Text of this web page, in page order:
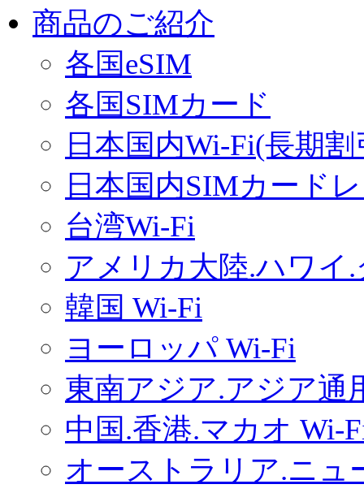
商品のご紹介
各国eSIM
各国SIMカード
日本国内Wi-Fi(長期
日本国内SIMカード
台湾Wi-Fi
アメリカ大陸.ハワイ
韓国 Wi-Fi
ヨーロッパ Wi-Fi
東南アジア.アジア通
中国.香港.マカオ Wi-
オーストラリア.ニュ